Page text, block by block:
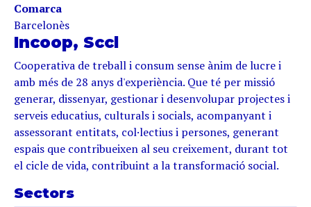
Comarca
Barcelonès
Incoop, Sccl
Cooperativa de treball i consum sense ànim de lucre i
amb més de 28 anys d'experiència. Que té per missió
generar, dissenyar, gestionar i desenvolupar projectes i
serveis educatius, culturals i socials, acompanyant i
assessorant entitats, col·lectius i persones, generant
espais que contribueixen al seu creixement, durant tot
el cicle de vida, contribuint a la transformació social.
Sectors